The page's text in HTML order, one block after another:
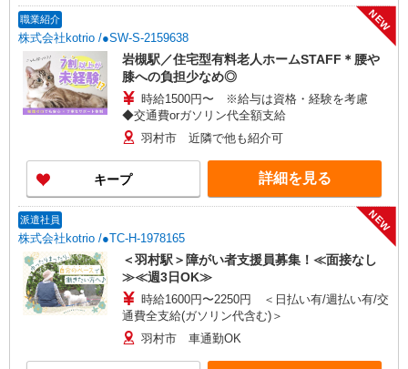
職業紹介
株式会社kotrio /●SW-S-2159638
NEW
岩槻駅／住宅型有料老人ホームSTAFF＊腰や
膝への負担少なめ◎
時給1500円〜 ※給与は資格・経験を考慮
◆交通費orガソリン代全額支給
羽村市 近隣で他も紹介可
キープ 詳細を見る
派遣社員
株式会社kotrio /●TC-H-1978165
NEW
＜羽村駅＞障がい者支援員募集！≪面接なし
≫≪週3日OK≫
時給1600円〜2250円 ＜日払い有/週払い有/交
通費全支給(ガソリン代含む)＞
羽村市 車通勤OK